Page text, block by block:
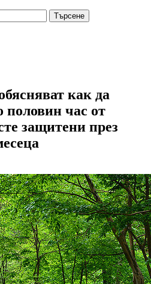
как да
половин час от
защитени през